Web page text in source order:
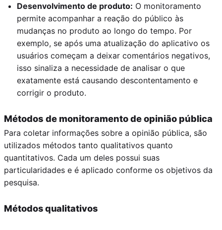
Desenvolvimento de produto: O monitoramento
permite acompanhar a reação do público às
mudanças no produto ao longo do tempo. Por
exemplo, se após uma atualização do aplicativo os
usuários começam a deixar comentários negativos,
isso sinaliza a necessidade de analisar o que
exatamente está causando descontentamento e
corrigir o produto.
Métodos de monitoramento de opinião pública
Para coletar informações sobre a opinião pública, são
utilizados métodos tanto qualitativos quanto
quantitativos. Cada um deles possui suas
particularidades e é aplicado conforme os objetivos da
pesquisa.
Métodos qualitativos